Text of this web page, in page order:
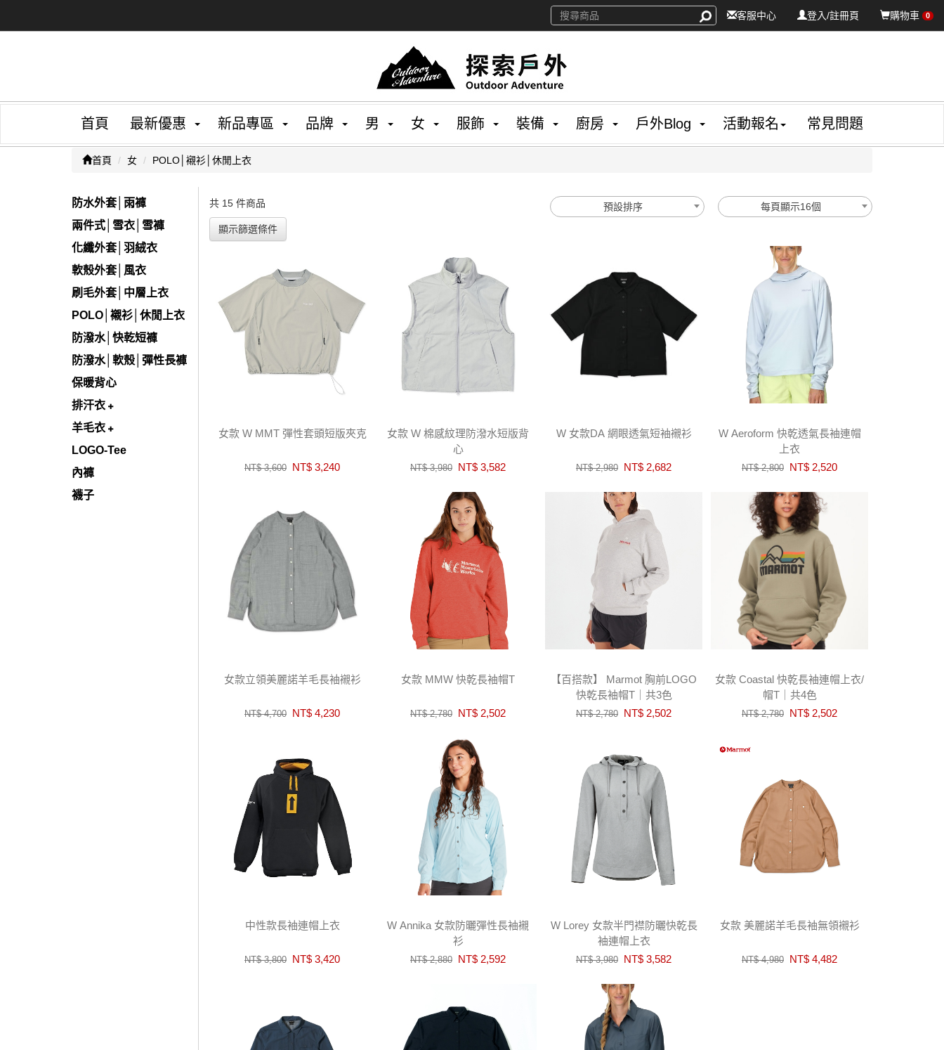
購物車 0
登入/註冊頁
客服中心
首頁 最新優惠 新品專區 品牌 男 女 服飾 裝備 廚房 戶外Blog 活動報名 常見問題
首頁 女 POLO│襯衫│休閒上衣
防水外套│雨褲
兩件式│雪衣│雪褲
化纖外套│羽絨衣
軟殼外套│風衣
刷毛外套│中層上衣
POLO│襯衫│休閒上衣
防潑水│快乾短褲
防潑水│軟殼│彈性長褲
保暖背心
排汗衣
羊毛衣
LOGO-Tee
內褲
襪子
共 15 件商品 預設排序
每頁顯示16個
顯示篩選條件
女款 W MMT 彈性套頭短版夾克
NT$ 3,600 NT$ 3,240
女款 W 棉感紋理防潑水短版背
心
NT$ 3,980 NT$ 3,582
W 女款DA 網眼透氣短袖襯衫
NT$ 2,980 NT$ 2,682
W Aeroform 快乾透氣長袖連帽
上衣
NT$ 2,800 NT$ 2,520
女款立領美麗諾羊毛長袖襯衫
NT$ 4,700 NT$ 4,230
女款 MMW 快乾長袖帽T
NT$ 2,780 NT$ 2,502
【百搭款】 Marmot 胸前LOGO
快乾長袖帽T｜共3色
NT$ 2,780 NT$ 2,502
女款 Coastal 快乾長袖連帽上衣/
帽T｜共4色
NT$ 2,780 NT$ 2,502
中性款長袖連帽上衣
NT$ 3,800 NT$ 3,420
W Annika 女款防曬彈性長袖襯
衫
NT$ 2,880 NT$ 2,592
W Lorey 女款半門襟防曬快乾長
袖連帽上衣
NT$ 3,980 NT$ 3,582
女款 美麗諾羊毛長袖無領襯衫
NT$ 4,980 NT$ 4,482